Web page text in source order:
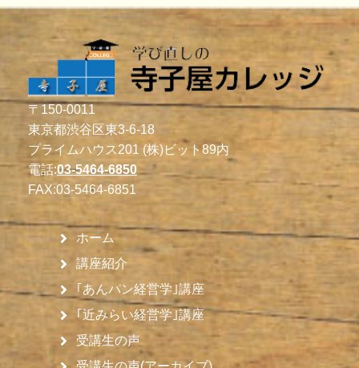
〒150-0011
東京都渋谷区東3-6-18
プライムハウス201 (株)ビット89内
電話:03-5464-6850
FAX:03-5464-6851
ホーム
講座紹介
｢あんパン経営学｣講座
｢近みらい経営学｣講座
受講生の声